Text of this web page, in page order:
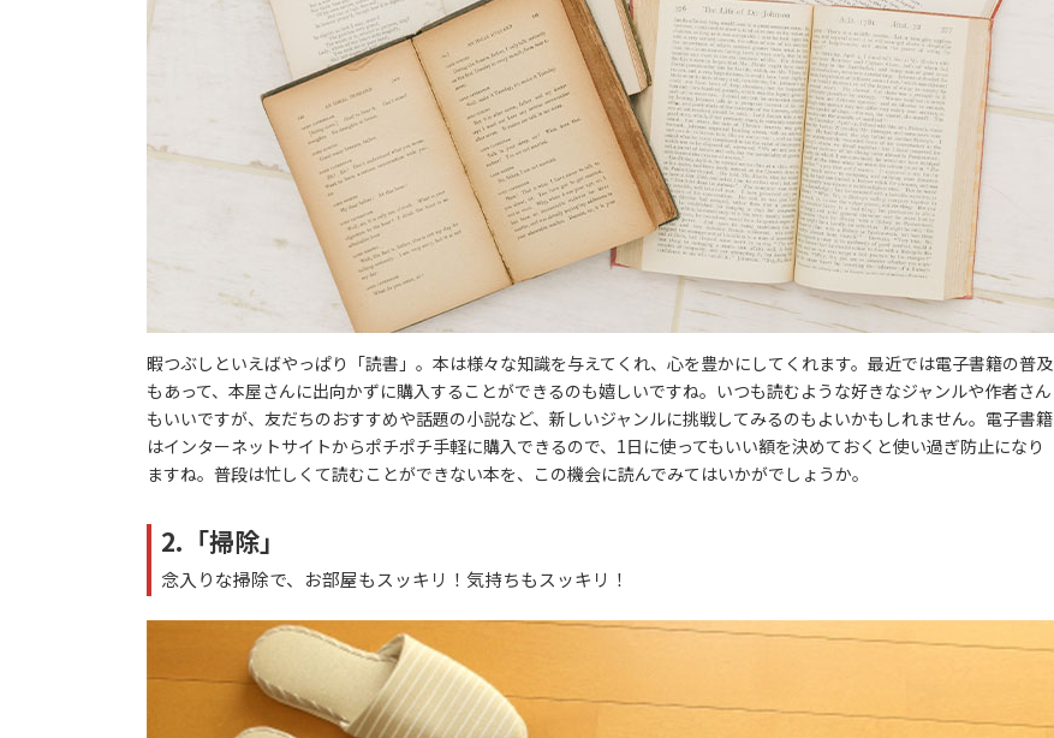
暇つぶしといえばやっぱり「読書」。本は様々な知識を与えてくれ、心を豊かにしてくれます。最近では電子書籍の普及
もあって、本屋さんに出向かずに購入することができるのも嬉しいですね。いつも読むような好きなジャンルや作者さん
もいいですが、友だちのおすすめや話題の小説など、新しいジャンルに挑戦してみるのもよいかもしれません。電子書籍
はインターネットサイトからポチポチ手軽に購入できるので、1日に使ってもいい額を決めておくと使い過ぎ防止になり
ますね。普段は忙しくて読むことができない本を、この機会に読んでみてはいかがでしょうか。
2.「掃除」
念入りな掃除で、お部屋もスッキリ！気持ちもスッキリ！